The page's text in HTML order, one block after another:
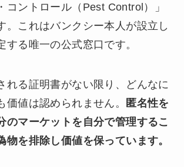
コントロール（Pest Control）」
。これはバンクシー本人が設立し
する唯一の公式窓口です。
れる証明書がない限り、どんなに
価値は認められません。
匿名性を
のマーケットを自分で管理するこ
物を排除し価値を保っています。